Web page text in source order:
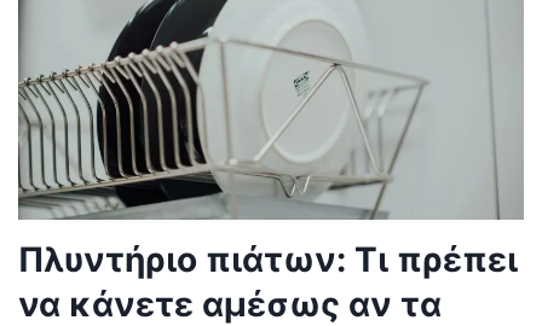
Πλυντήριο πιάτων: Τι πρέπει
να κάνετε αμέσως αν τα